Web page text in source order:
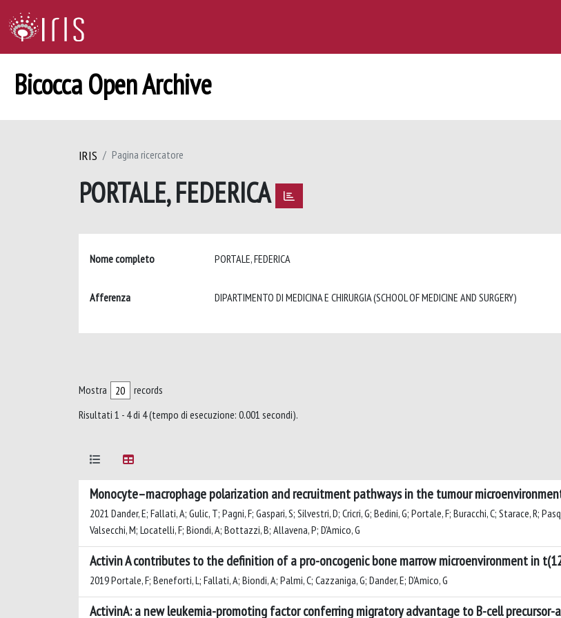
Bicocca Open Archive
IRIS Pagina ricercatore
PORTALE, FEDERICA
Nome completo PORTALE, FEDERICA
Afferenza DIPARTIMENTO DI MEDICINA E CHIRURGIA (SCHOOL OF MEDICINE AND SURGERY)
Mostra
records
Risultati 1 - 4 di 4 (tempo di esecuzione: 0.001 secondi).
Monocyte–macrophage polarization and recruitment pathways in the tumour
2021 Dander, E; Fallati, A; Gulic, T; Pagni, F; Gaspari, S; Silvestri, D; Cricri, G; Bedini, G; Portale, F; Buracchi, C; Starace, R;
Valsecchi, M; Locatelli, F; Biondi, A; Bottazzi, B; Allavena, P; D'Amico, G
Activin A contributes to the definition of a pro-oncogenic bone marrow microenvironment in
2019 Portale, F; Beneforti, L; Fallati, A; Biondi, A; Palmi, C; Cazzaniga, G; Dander, E; D'Amico, G
ActivinA: a new leukemia-promoting factor conferring migratory advantage to B-cell precursor-